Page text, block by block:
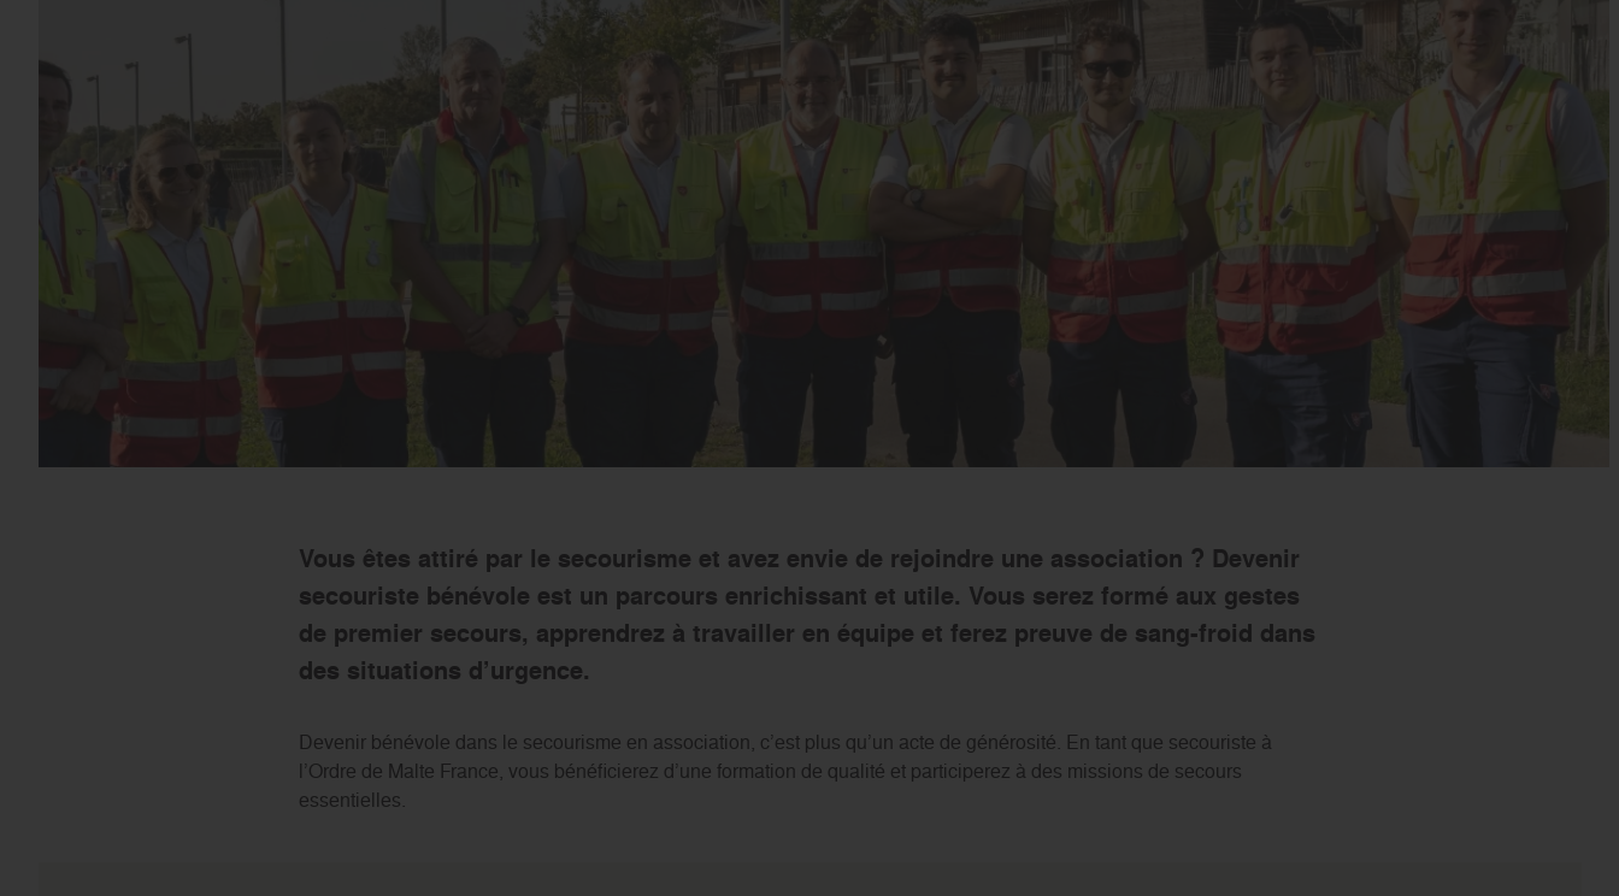
Tous les moyens de nous
Tous les moyens de
s’engager
Vous êtes attiré par le secourisme et avez envie de rejoindre une association ? Devenir
secouriste bénévole est un parcours enrichissant et utile. Vous serez formé aux gestes
de premier secours, apprendrez à travailler en équipe et ferez preuve de sang-froid dans
des situations d’urgence.
Devenir bénévole dans le secourisme en association, c’est plus qu’un acte de générosité. En tant que secouriste à
l’Ordre de Malte France, vous bénéficierez d’une formation de qualité et participerez à des missions de secours
essentielles.